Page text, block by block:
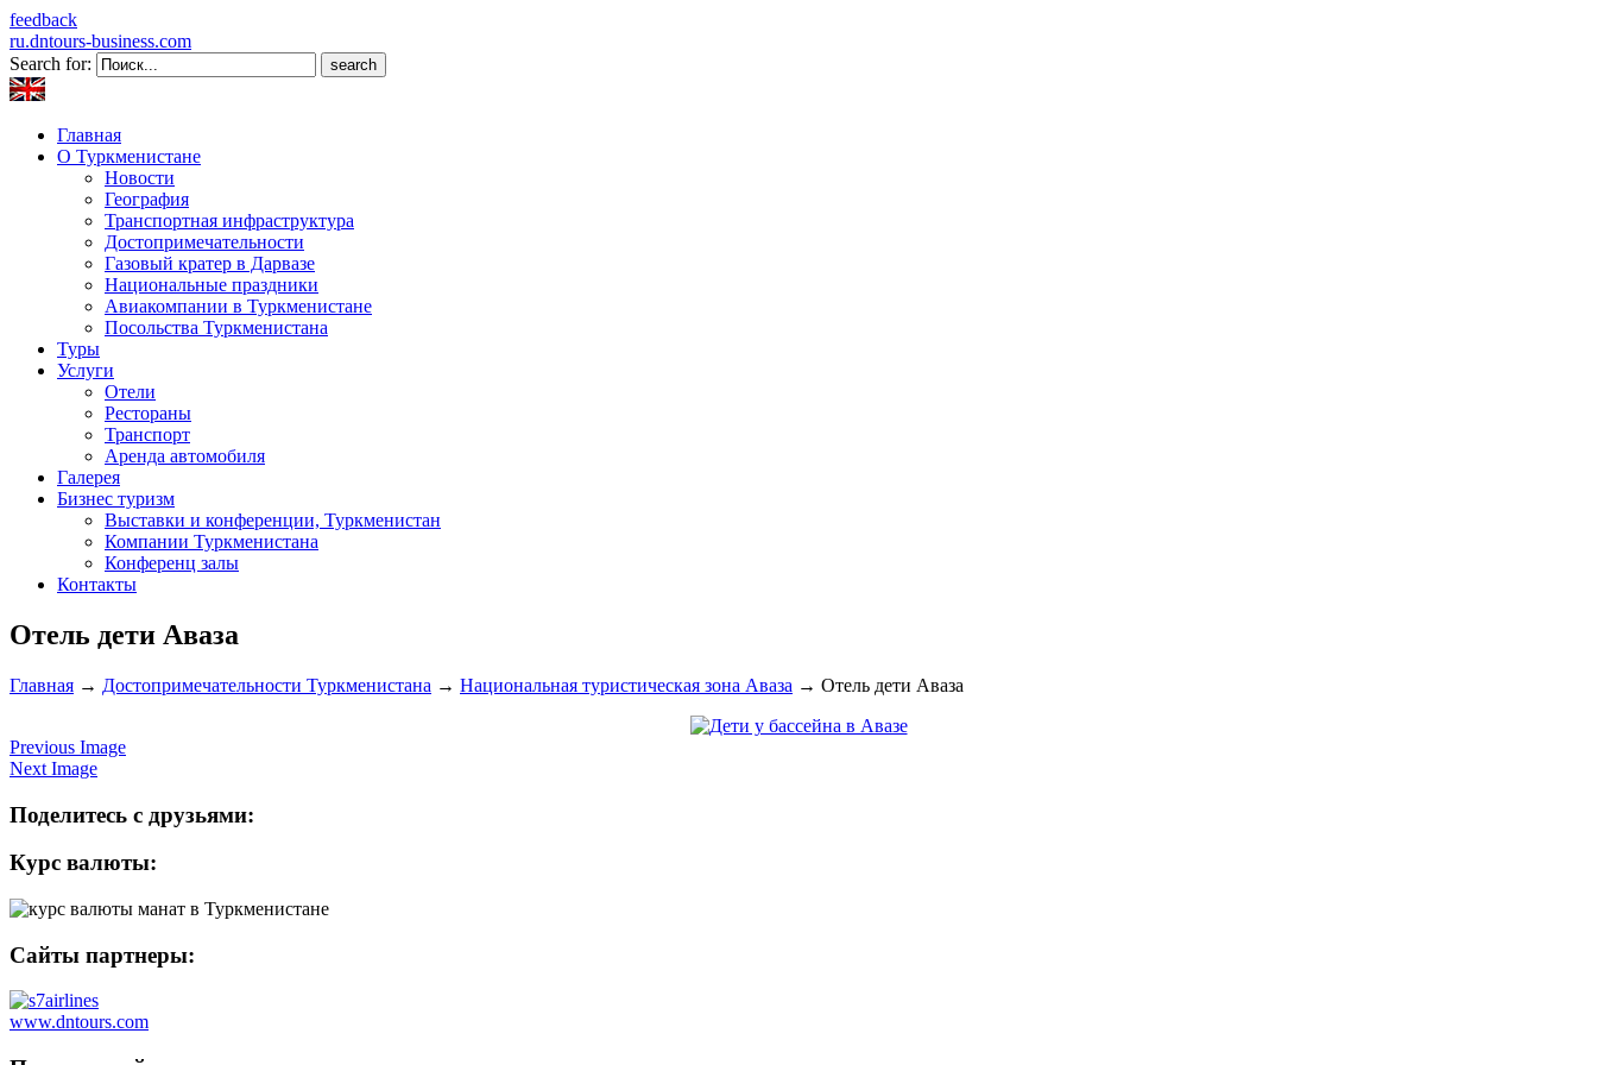
feedback
ru.dntours-business.com
Search for:
Главная
О Туркменистане
Новости
География
Транспортная инфраструктура
Достопримечательности
Газовый кратер в Дарвазе
Национальные праздники
Авиакомпании в Туркменистане
Посольства Туркменистана
Туры
Услуги
Отели
Рестораны
Транспорт
Аренда автомобиля
Галерея
Бизнес туризм
Выставки и конференции, Туркменистан
Компании Туркменистана
Конференц залы
Контакты
Отель дети Аваза
Главная → Достопримечательности Туркменистана → Национальная туристическая зона Аваза → Отель дети Аваза
Previous Image
Next Image
Поделитесь с друзьями:
Курс валюты:
Сайты партнеры:
www.dntours.com